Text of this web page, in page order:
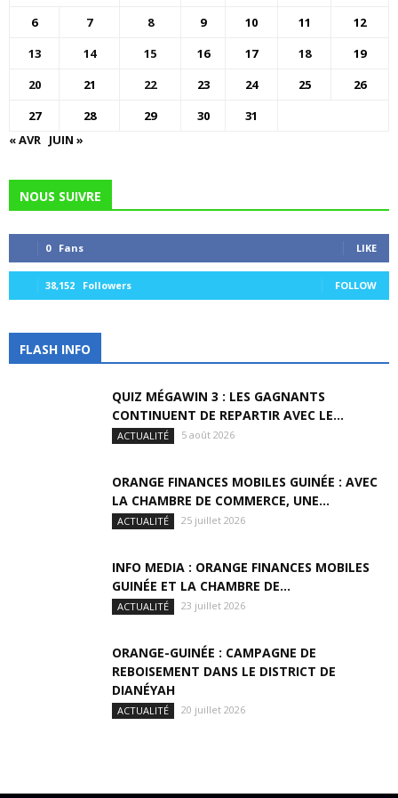
6
7 8 9 10 11
12
13
14 15 16 17 18
19
20
21 22 23 24 25
26
27
28 29 30
31
« AVR
JUIN »
NOUS SUIVRE
0 Fans LIKE
38,152 Followers FOLLOW
FLASH INFO
QUIZ MÉGAWIN 3 : LES GAGNANTS
CONTINUENT DE REPARTIR AVEC LE...
ACTUALITÉ 5 août 2026
ORANGE FINANCES MOBILES GUINÉE : AVEC
LA CHAMBRE DE COMMERCE, UNE...
ACTUALITÉ 25 juillet 2026
INFO MEDIA : ORANGE FINANCES MOBILES
GUINÉE ET LA CHAMBRE DE...
ACTUALITÉ 23 juillet 2026
ORANGE-GUINÉE : CAMPAGNE DE
REBOISEMENT DANS LE DISTRICT DE
DIANÉYAH
ACTUALITÉ 20 juillet 2026